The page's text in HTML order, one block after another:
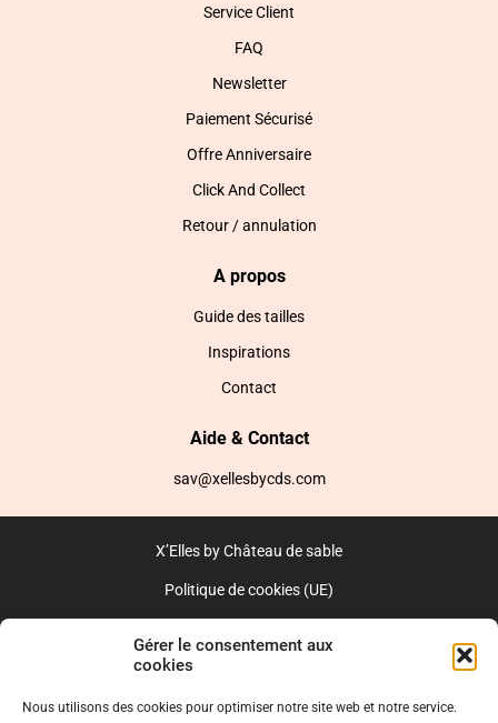
Gérer le consentement aux
cookies
Nous utilisons des cookies pour optimiser notre site web et notre service.
Service Client
FAQ
Newsletter
Paiement Sécurisé
Offre Anniversaire
Click And Collect
Retour / annulation
A propos
Guide des tailles
Inspirations
Contact
Aide & Contact
sav@xellesbycds.com
X’Elles by Château de sable
Politique de cookies (UE)
Réalisé par l’agence web :